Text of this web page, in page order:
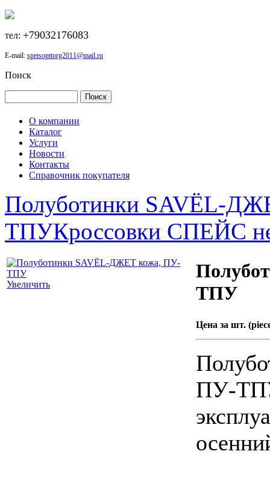
тел: +79032176083
E-mail: spetsopttorg2011@mail.ru
Поиск
О компании
Каталог
Услуги
Новости
Контакты
Справочник покупателя
Полуботинки SAVЁL-
ТПУКроссовки СПЕЙС
Увеличить
ТПУ
Цена за шт.
ПУ-